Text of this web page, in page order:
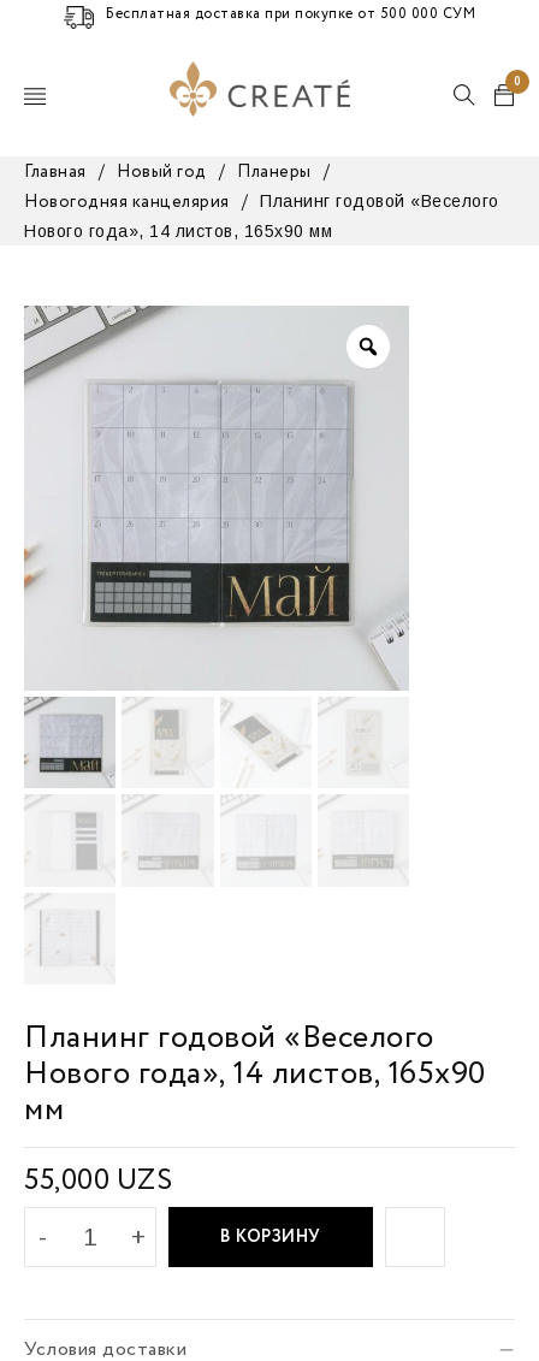
Бесплатная доставка при покупке от 500 000 СУМ
0
Главная / Новый год / Планеры
/
Новогодняя канцелярия
/
Планинг годовой «Веселого
Нового года», 14 листов, 165х90 мм
Планинг годовой «Веселого
Нового года», 14 листов, 165х90
мм
55,000 UZS
В КОРЗИНУ
Условия доставки